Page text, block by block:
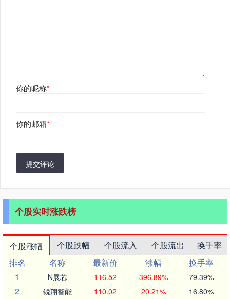
你的昵称*
你的邮箱*
提交评论
个股实时涨跌榜
个股涨幅 个股跌幅 个股流入 个股流出
换手率
排名
名称 最新价 涨幅
换手率
1
N展芯 116.52 396.89% 79.39%
2 锐翔智能 110.02 20.21% 16.80%